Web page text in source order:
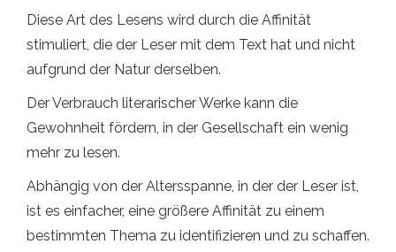
Diese Art des Lesens wird durch die Affinität
stimuliert, die der Leser mit dem Text hat und nicht
aufgrund der Natur derselben.
Der Verbrauch literarischer Werke kann die
Gewohnheit fördern, in der Gesellschaft ein wenig
mehr zu lesen.
Abhängig von der Altersspanne, in der der Leser ist,
ist es einfacher, eine größere Affinität zu einem
bestimmten Thema zu identifizieren und zu schaffen.